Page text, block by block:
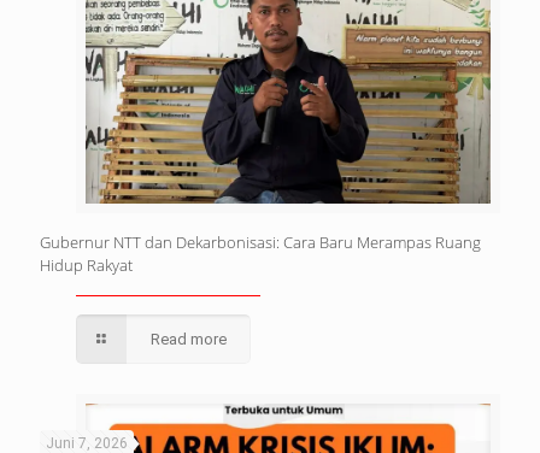
Gubernur NTT dan Dekarbonisasi: Cara Baru Merampas Ruang
Hidup Rakyat
Read more
Juni 7, 2026